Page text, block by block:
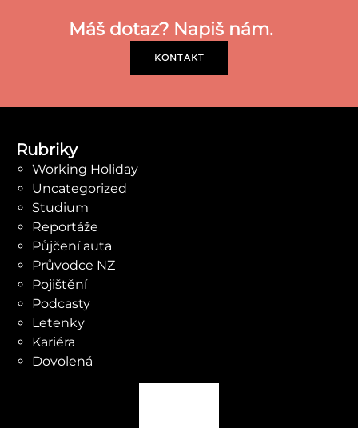
Máš dotaz? Napiš nám.
KONTAKT
Rubriky
Working Holiday
Uncategorized
Studium
Reportáže
Půjčení auta
Průvodce NZ
Pojištění
Podcasty
Letenky
Kariéra
Dovolená